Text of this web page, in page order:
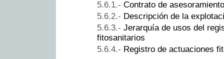
Contrato de asesoramiento
Descripción de la
Jerarquía de usos del
fitosanitarios
Registro de actuaciones